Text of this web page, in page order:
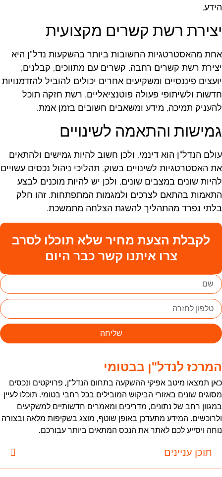
רשת קשרים מקצועית
מהאסטרטגיות החשובות ביותר בהשקעות נדל"ן היא
רשת קשרים רחבה. קשרים עם מתווכים, קבלנים,
פיננסיים ומשקיעים אחרים יכולים להוביל להזדמנויות
ולשיתופי פעולה פוטנציאליים. רשת חזקה תוכל
תמיכה, מידע ומשאבים חשובים בזמן אמת.
והתאמה לשינויים
הנדל"ן הוא דינמי, ולכן חשוב להיות גמישים ולהתאים
האסטרטגיות לשינויים בשוק. תהליכי ניהול נכסים עשויים
שונים במצבים שונים, ולכן יש להיות מוכנים לבצע
בהתאם לצרכים ולמגמות המתפתחות. זהו חלק
נפרד מהתהליך להשגת הצלחה מתמשכת.
לקבלת הצעת מחיר שלא תוכלו לסרב
צרו איתנו קשר כבר היום
שליחה
לנדל"ן בבטומי
תמצאו מיטב אפיקי ההשקעה בתחום הנדל"ן, פרויקטים ונכסים
שונים באזורי הביקוש המובילים בכל רחבי בטומי. תוכלו לעיין
רחב של נתונים, מדריכים ומאמרים חדשותיים למשקיעים
המידע מתעדכן באופן שוטף, מוצג בשקיפות מלאה ובצורה
ויסייע לכם לאתר את הנכס המתאים ביותר עבורכם.
תוכן עניינים